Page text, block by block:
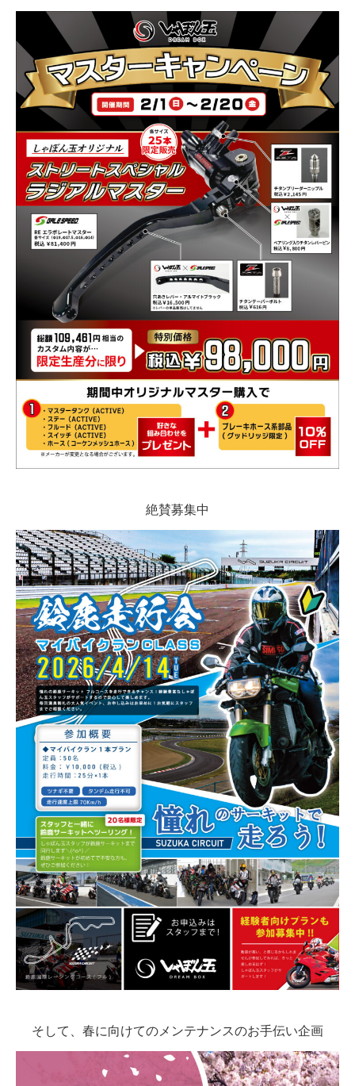
絶賛募集中
そして、春に向けてのメンテナンスのお手伝い企画